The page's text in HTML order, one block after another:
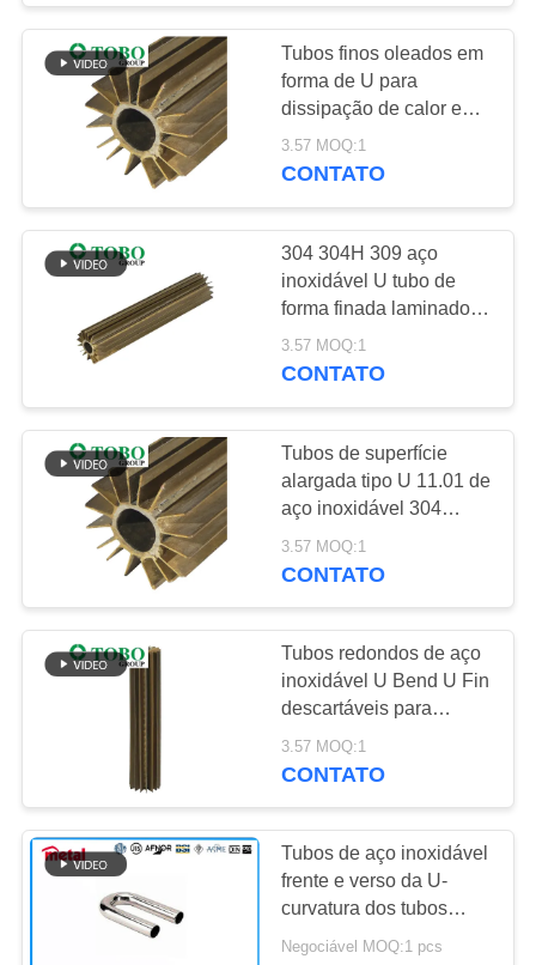
Tubulação de aço
sem emenda
tubulação de aço de
baixa temperatura
86
tubulação titanium
da liga
158
tubulação da liga de
alumínio
Tubos finos oleados em
forma de U para
dissipação de calor em
ambientes industriais
3.57 MOQ:1
CONTATO
304 304H 309 aço
inoxidável U tubo de
forma finada laminado a
quente tubo de
superfície estendida 1
3.57 MOQ:1
CONTATO
Tubos de superfície
alargada tipo U 11.01 de
aço inoxidável 304
304H 309 para
transferência de calor
3.57 MOQ:1
CONTATO
Tubos redondos de aço
inoxidável U Bend U Fin
descartáveis para
trocadores de calor
SCH40 laminados a
3.57 MOQ:1
CONTATO
Tubos de aço inoxidável
frente e verso da U-
curvatura dos tubos
A/SA789 UNS S31803
Negociável MOQ:1 pcs